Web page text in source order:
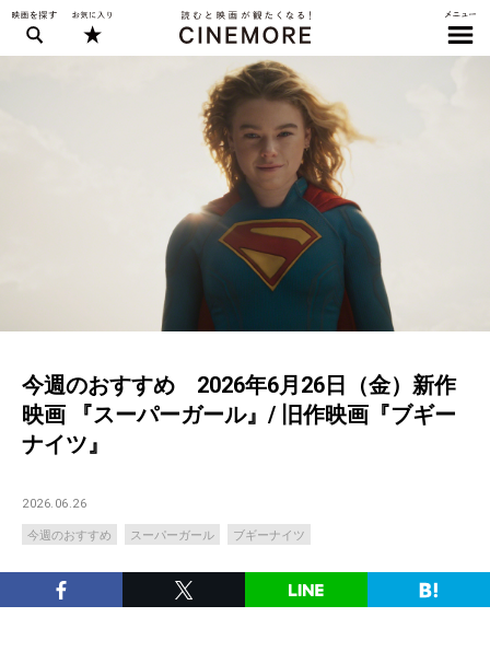
今週のおすすめ 2026年6月26日（金）新作
映画 『スーパーガール』/ 旧作映画『ブギー
ナイツ』
2026.06.26
今週のおすすめ スーパーガール ブギーナイツ